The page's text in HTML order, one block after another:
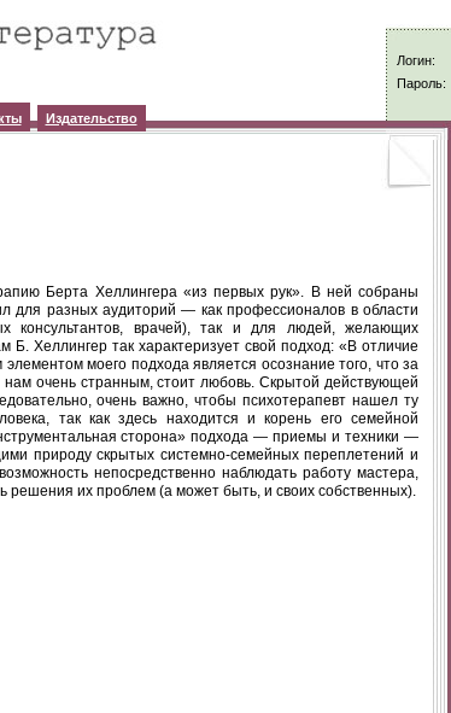
Логин:
Пароль:
Издательство
Берта Хеллингера«из первых рук». В ней собраны
для разных аудиторий — как профессионалов в области
консультантов, врачей), так и для людей, желающих
Б. Хеллингер так характеризует свой подход: «В отличие
моего подхода является осознание того, что за
очень странным, стоит любовь. Скрытой действующей
очень важно, чтобы психотерапевт нашел ту
так как здесь находится и корень его семейной
сторона» подхода — приемы и техники —
природу скрытых системно-семейных переплетений и
непосредственно наблюдать работу мастера,
решения их проблем (а может быть, и своих собственных).